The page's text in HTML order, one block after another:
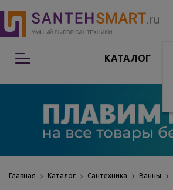
КАТАЛОГ
Сантехника
Мебель для ванной
Аксессуары для ванной
Главная Каталог Сантехника Ванны